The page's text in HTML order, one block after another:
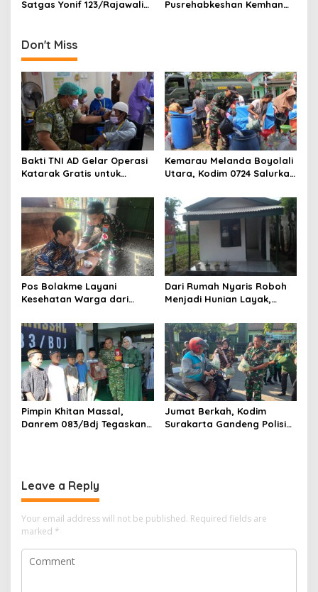
n
Satgas Yonif 123/Rajawali
Mappi
Pusrehabkeshan Kemhan
Don't Miss
Bakti TNI AD Gelar Operasi
Katarak Gratis untuk
Kemarau Melanda Boyolali
Utara, Kodim 0724 Salurkan
Pos Bolakme Layani
Kesehatan Warga dari
Pegunungan
Dari Rumah Nyaris Roboh
Menjadi Hunian Layak,
Wujudkan Harapan Ibu Feri
Pimpin Khitan Massal,
Danrem 083/Bdj Tegaskan
Jumat Berkah, Kodim
Surakarta Gandeng Polisi
Leave a Reply
Your email address will not be published. Required fields are
marked *